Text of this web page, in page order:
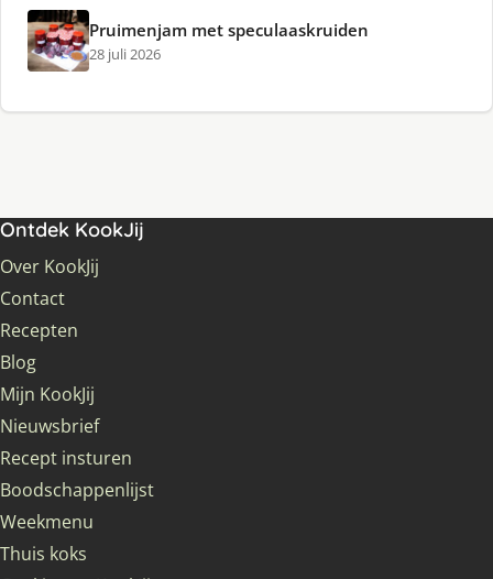
Pruimenjam met speculaaskruiden
28 juli 2026
Ontdek KookJij
Over KookJij
Contact
Recepten
Blog
Mijn KookJij
Nieuwsbrief
Recept insturen
Boodschappenlijst
Weekmenu
Thuis koks